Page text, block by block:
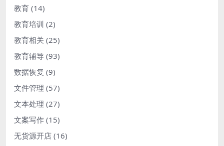
教育 (14)
教育培训 (2)
教育相关 (25)
教育辅导 (93)
数据恢复 (9)
文件管理 (57)
文本处理 (27)
文案写作 (15)
无货源开店 (16)